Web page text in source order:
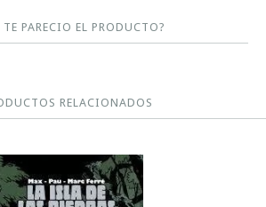
TE PARECIO EL PRODUCTO?
RELACIONADOS